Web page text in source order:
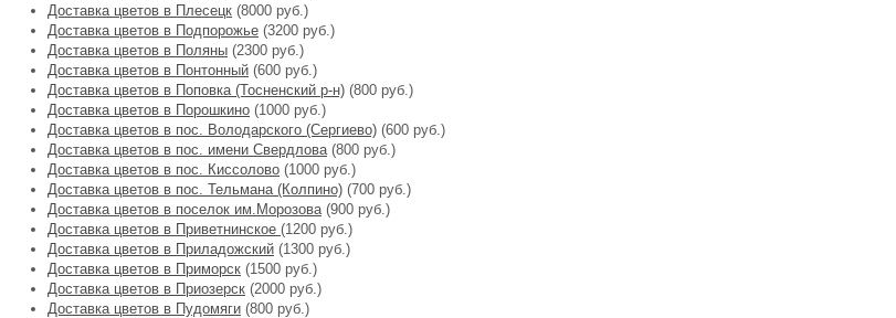
Доставка цветов в Плесецк (8000 руб.)
Доставка цветов в Подпорожье (3200 руб.)
Доставка цветов в Поляны (2300 руб.)
Доставка цветов в Понтонный (600 руб.)
Доставка цветов в Поповка (Тосненский р-н) (800 руб.)
Доставка цветов в Порошкино (1000 руб.)
Доставка цветов в пос. Володарского (Сергиево) (600 руб.)
Доставка цветов в пос. имени Свердлова(800 руб.)
Доставка цветов в пос. Киссолово (1000 руб.)
Доставка цветов в пос. Тельмана (Колпино) (700 руб.)
Доставка цветов в поселок им.Морозова(900 руб.)
Доставка цветов в Приветнинское (1200 руб.)
Доставка цветов в Приладожский (1300 руб.)
Доставка цветов в Приморск (1500 руб.)
Доставка цветов в Приозерск (2000 руб.)
Доставка цветов в Пудомяги (800 руб.)